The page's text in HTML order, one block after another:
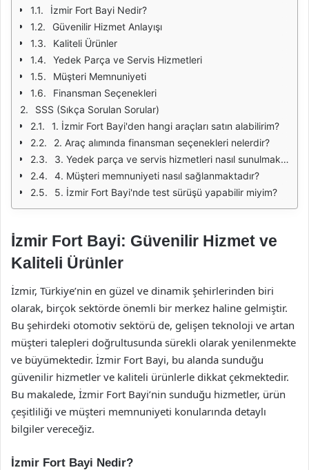
İzmir Fort Bayi Nedir?
Güvenilir Hizmet Anlayışı
Kaliteli Ürünler
Yedek Parça ve Servis Hizmetleri
Müşteri Memnuniyeti
Finansman Seçenekleri
SSS (Sıkça Sorulan Sorular)
1. İzmir Fort Bayi'den hangi araçları satın alabilirim?
2. Araç alımında finansman seçenekleri nelerdir?
3. Yedek parça ve servis hizmetleri nasıl sunulmaktadır?
4. Müşteri memnuniyeti nasıl sağlanmaktadır?
5. İzmir Fort Bayi'nde test sürüşü yapabilir miyim?
İzmir Fort Bayi: Güvenilir Hizmet ve
Kaliteli Ürünler
İzmir, Türkiye’nin en güzel ve dinamik şehirlerinden biri
olarak, birçok sektörde önemli bir merkez haline gelmiştir.
Bu şehirdeki otomotiv sektörü de, gelişen teknoloji ve artan
müşteri talepleri doğrultusunda sürekli olarak yenilenmekte
ve büyümektedir. İzmir Fort Bayi, bu alanda sunduğu
güvenilir hizmetler ve kaliteli ürünlerle dikkat çekmektedir.
Bu makalede, İzmir Fort Bayi’nin sunduğu hizmetler, ürün
çeşitliliği ve müşteri memnuniyeti konularında detaylı
bilgiler vereceğiz.
İzmir Fort Bayi Nedir?